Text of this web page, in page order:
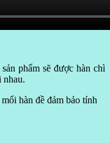
phẩm sẽ được hàn chì
nhau.
hàn đề đảm bảo tính